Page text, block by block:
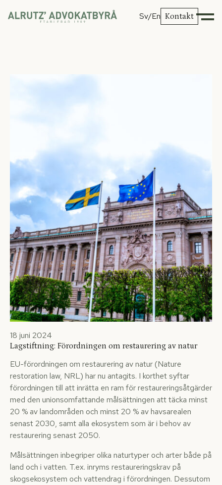
Sv/En Kontakt
18 juni 2024
Lagstiftning: Förordningen om restaurering av natur
EU-förordningen om restaurering av natur (Nature
restoration law, NRL) har nu antagits. I korthet syftar
förordningen till att inrätta en ram för restaureringsåtgärder
med den unionsomfattande målsättningen att täcka minst
20 % av landområden och minst 20 % av havsarealen
senast 2030, samt alla ekosystem som är i behov av
restaurering senast 2050.
Målsättningen inbegriper olika naturtyper och arter både på
land och i vatten. T.ex. inryms restaureringskrav på
skogsekosystem och vattendrag i förordningen. Dessutom